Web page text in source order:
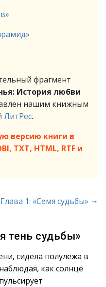
фрагмент
История любви
нашим книжным
ЛитРес.
версию книги в
TXT, HTML, RTF и
Глава 1: «Семя судьбы» →
тень судьбы»
сидела полулежа в
как солнце